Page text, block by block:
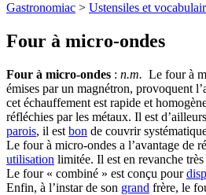
Gastronomiac > Ustensiles et
Four à micro-ondes
Four à micro-ondes : n.m. Le four à
émises par un magnétron, provoquent
cet échauffement est rapide et
réfléchies par les métaux. Il est
parois, il est bon de couvrir
Le four à micro-ondes a l’avantage de
utilisation limitée. Il est en revanche
Le four « combiné » est conçu pour
Enfin, à l’instar de son grand frère, le